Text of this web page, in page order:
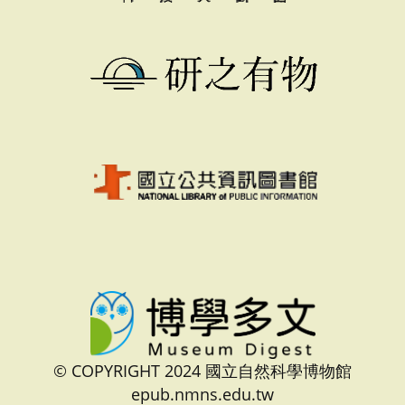
© COPYRIGHT 2024 國立自然科學博物館
epub.nmns.edu.tw